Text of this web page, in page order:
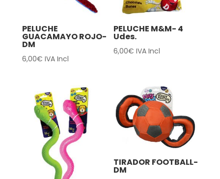
PELUCHE
GUACAMAYO ROJO-
DM
6,00€ IVA Incl
PELUCHE M&M- 4
Udes.
6,00€ IVA Incl
TIRADOR FOOTBALL-
DM